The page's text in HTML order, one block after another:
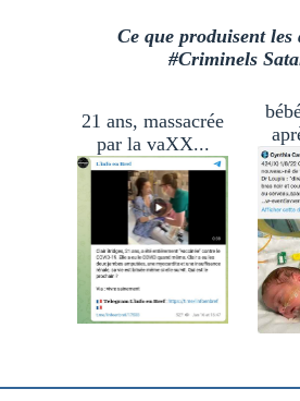
Ce que produisent les
#Criminels
21 ans, massacrée
par la vaXX...